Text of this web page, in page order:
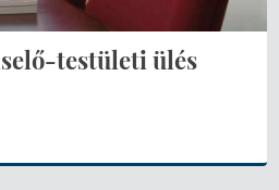
testületi ülés